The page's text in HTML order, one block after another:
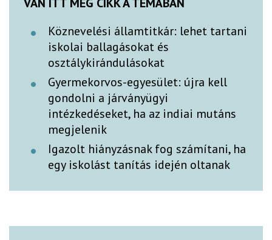
VAN ITT MÉG CIKK A TÉMÁBAN
Köznevelési államtitkár: lehet tartani
iskolai ballagásokat és
osztálykirándulásokat
Gyermekorvos-egyesület: újra kell
gondolni a járványügyi
intézkedéseket, ha az indiai mutáns
megjelenik
Igazolt hiányzásnak fog számítani, ha
egy iskolást tanítás idején oltanak